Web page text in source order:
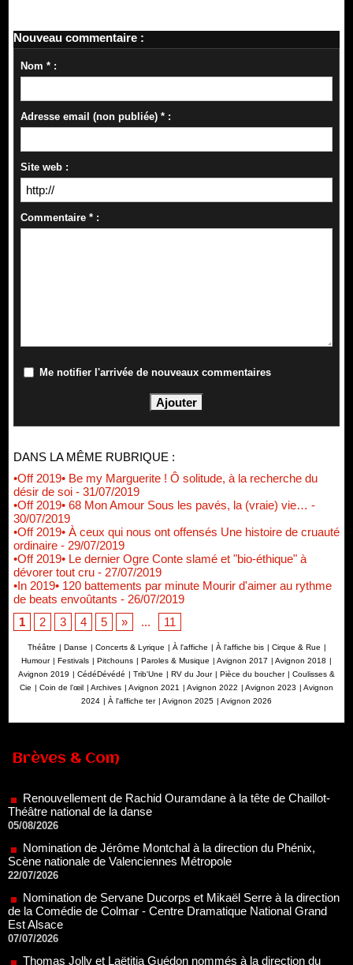
Nouveau commentaire :
Nom * :
Adresse email (non publiée) * :
Site web :
Commentaire * :
Me notifier l'arrivée de nouveaux commentaires
DANS LA MÊME RUBRIQUE :
•Off 2019• Be my Marguerite ! Ô solitude, à la recherche du
désir de soi - 31/07/2019
•Off 2019• 68 Mon Amour Sous les pavés, la (vraie) vie… -
30/07/2019
•Off 2019• À ceux qui nous ont offensés Une histoire de cruauté
ordinaire - 29/07/2019
•Off 2019• Le dernier Ogre Conte slamé et "bio-éthique" à
dévorer tout cru - 27/07/2019
•In 2019• 120 battements par minute Mourir d'aimer au rythme
de beats envoûtants - 26/07/2019
1
2 3 4 5 » ... 11
Théâtre | Danse | Concerts & Lyrique | À l'affiche | À l'affiche bis | Cirque & Rue |
Humour | Festivals | Pitchouns | Paroles & Musique | Avignon 2017 | Avignon 2018 |
Avignon 2019 | CédéDévédé | Trib'Une | RV du Jour | Pièce du boucher | Coulisses &
Cie | Coin de l’œil | Archives | Avignon 2021 | Avignon 2022 | Avignon 2023 | Avignon
2024 | À l'affiche ter | Avignon 2025 | Avignon 2026
Brèves & Com
Théâtre national de la danse
Nomination de Jérôme Montchal à la direction du Phénix,
Scène nationale de Valenciennes Métropole
22/07/2026
Nomination de Servane Ducorps et Mikaël Serre à la direction
de la Comédie de Colmar - Centre Dramatique National Grand
Est Alsace
07/07/2026
Thomas Jolly et Laëtitia Guédon nommés à la direction du
TNP
02/07/2026
Fonds SACD Théâtre : les lauréats 2026